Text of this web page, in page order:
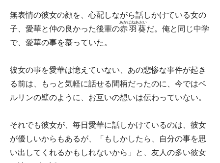
無表情の彼女の顔を、心配しながら話しかけている女の
子、愛華と仲の良かった後輩の赤羽葵
あかばねあおい
だ。俺と同じ中学
で、愛華の事を慕っていた。
彼女の事を愛華は憶えていない、あの悲惨な事件が起き
る前は、もっと気軽に話せる間柄だったのに、今ではベ
ルリンの壁のように、お互いの想いは伝わっていない。
それでも彼女が、毎日愛華に話しかけているのは、彼女
が優しいからもあるが、「もしかしたら、自分の事を思
い出してくれるかもしれないから」と、友人の多い彼女